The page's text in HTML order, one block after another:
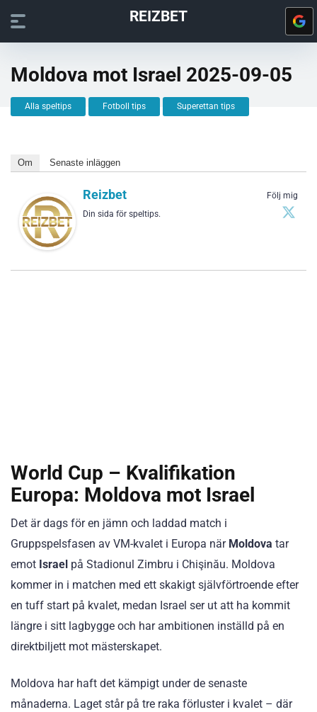
REIZBET
Moldova mot Israel 2025-09-05
Alla speltips Fotboll tips Superettan tips
Om Senaste inläggen
Följ mig
Reizbet
Din sida för speltips.
World Cup – Kvalifikation
Europa: Moldova mot Israel
Det är dags för en jämn och laddad match i
Gruppspelsfasen av VM-kvalet i Europa när Moldova tar
emot Israel på Stadionul Zimbru i Chişinău. Moldova
kommer in i matchen med ett skakigt självförtroende efter
en tuff start på kvalet, medan Israel ser ut att ha kommit
längre i sitt lagbygge och har ambitionen inställd på en
direktbiljett mot mästerskapet.
Moldova har haft det kämpigt under de senaste
månaderna. Laget står på tre raka förluster i kvalet – där